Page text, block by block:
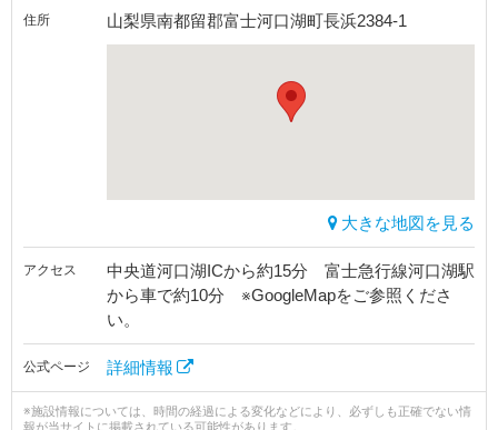
住所 山梨県南都留郡富士河口湖町長浜2384-1
大きな地図を見る
アクセス
中央道河口湖ICから約15分 富士急行線河口湖駅
から車で約10分 ※GoogleMapをご参照くださ
い。
公式ページ 詳細情報
※施設情報については、時間の経過による変化などにより、必ずしも正確でない情
報が当サイトに掲載されている可能性があります。